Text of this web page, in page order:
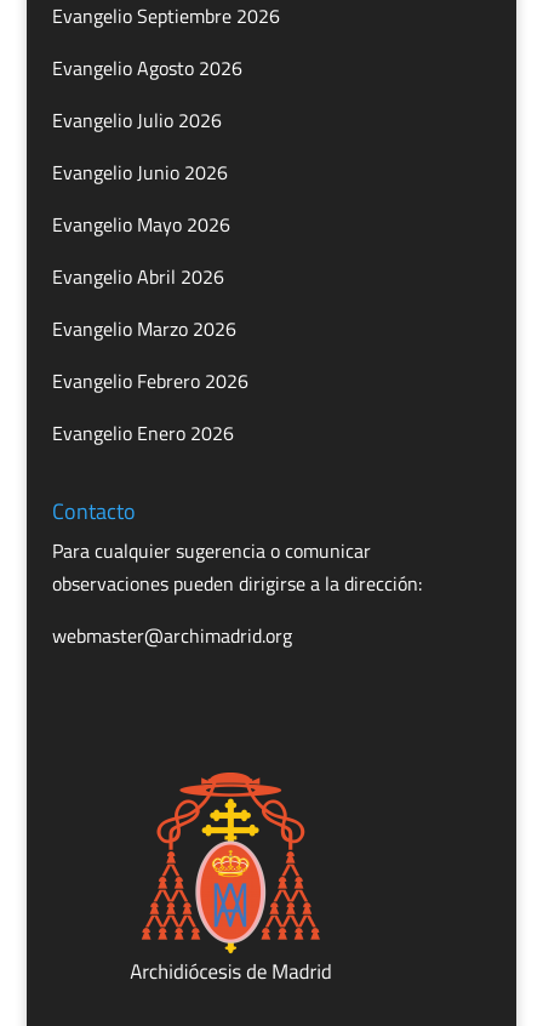
Evangelio Septiembre 2026
Evangelio Agosto 2026
Evangelio Julio 2026
Evangelio Junio 2026
Evangelio Mayo 2026
Evangelio Abril 2026
Evangelio Marzo 2026
Evangelio Febrero 2026
Evangelio Enero 2026
Contacto
Para cualquier sugerencia o comunicar
observaciones pueden dirigirse a la dirección:
webmaster@archimadrid.org